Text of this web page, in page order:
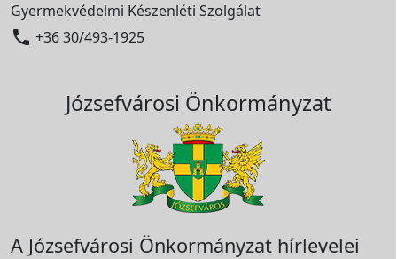
Gyermekvédelmi Készenléti Szolgálat
 +36 30/493-1925
Józsefvárosi Önkormányzat
A Józsefvárosi Önkormányzat hírlevelei